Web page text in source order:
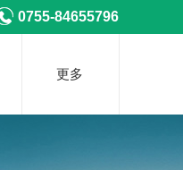
0755-84655796
更多